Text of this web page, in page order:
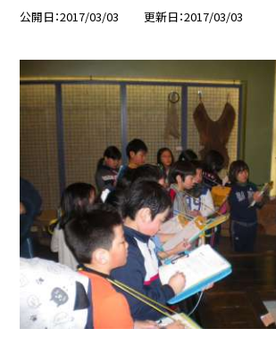
公開日 2017/03/03 更新日 2017/03/03